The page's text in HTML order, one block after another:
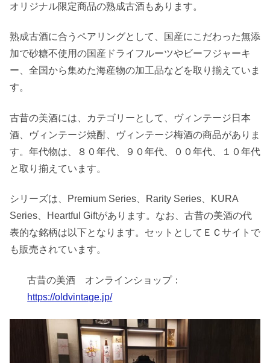
オリジナル限定商品の熟成古酒もあります。
熟成古酒に合うペアリングとして、国産にこだわった無添
加で砂糖不使用の国産ドライフルーツやビーフジャーキ
ー、全国から集めた海産物の加工品などを取り揃えていま
す。
古昔の美酒には、カテゴリーとして、ヴィンテージ日本
酒、ヴィンテージ焼酎、ヴィンテージ梅酒の商品がありま
す。年代物は、８０年代、９０年代、００年代、１０年代
と取り揃えています。
シリーズは、Premium Series、Rarity Series、KURA
Series、Heartful Giftがあります。なお、古昔の美酒の代
表的な銘柄は以下となります。セットとしてＥＣサイトで
も販売されています。
古昔の美酒 オンラインショップ：
https://oldvintage.jp/